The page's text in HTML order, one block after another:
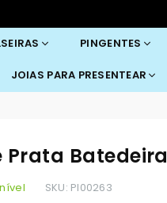
PINGENTES
JOIAS PARA PRESENTEAR
Prata Batedeira
SKU: PI00263